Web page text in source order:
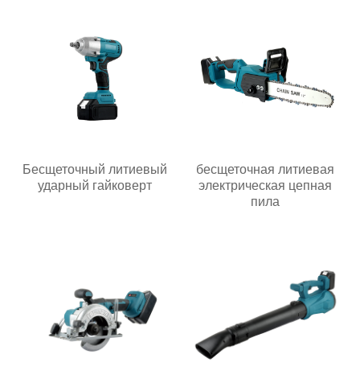
Бесщеточный литиевый
ударный гайковерт
бесщеточная литиевая
электрическая цепная
пила